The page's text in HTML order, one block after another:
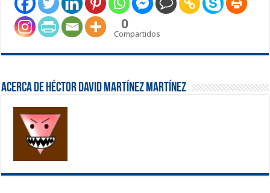
0
Compartidos
Acerca de Héctor David Martínez Martínez